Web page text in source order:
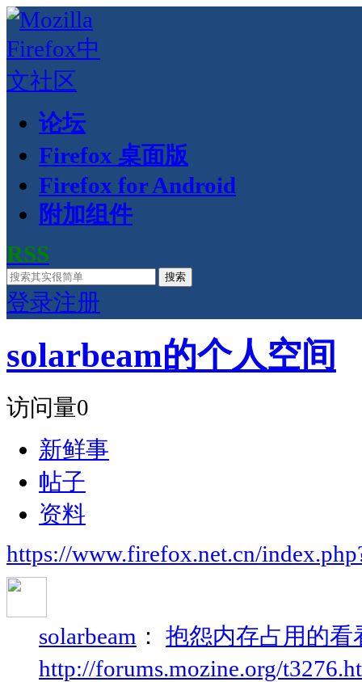
论坛
Firefox 桌面版
Firefox for Android
附加组件
RSS
搜索
登录注册
solarbeam的个人空间
访问量0
新鲜事
帖子
资料
https://www.firefox.net.cn/
solarbeam ： 抱怨内存占用的看
http://forums.mozine.org/